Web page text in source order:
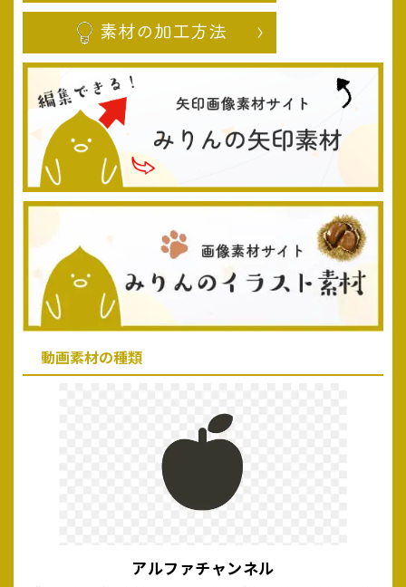
動画素材の種類
アルファチャンネル